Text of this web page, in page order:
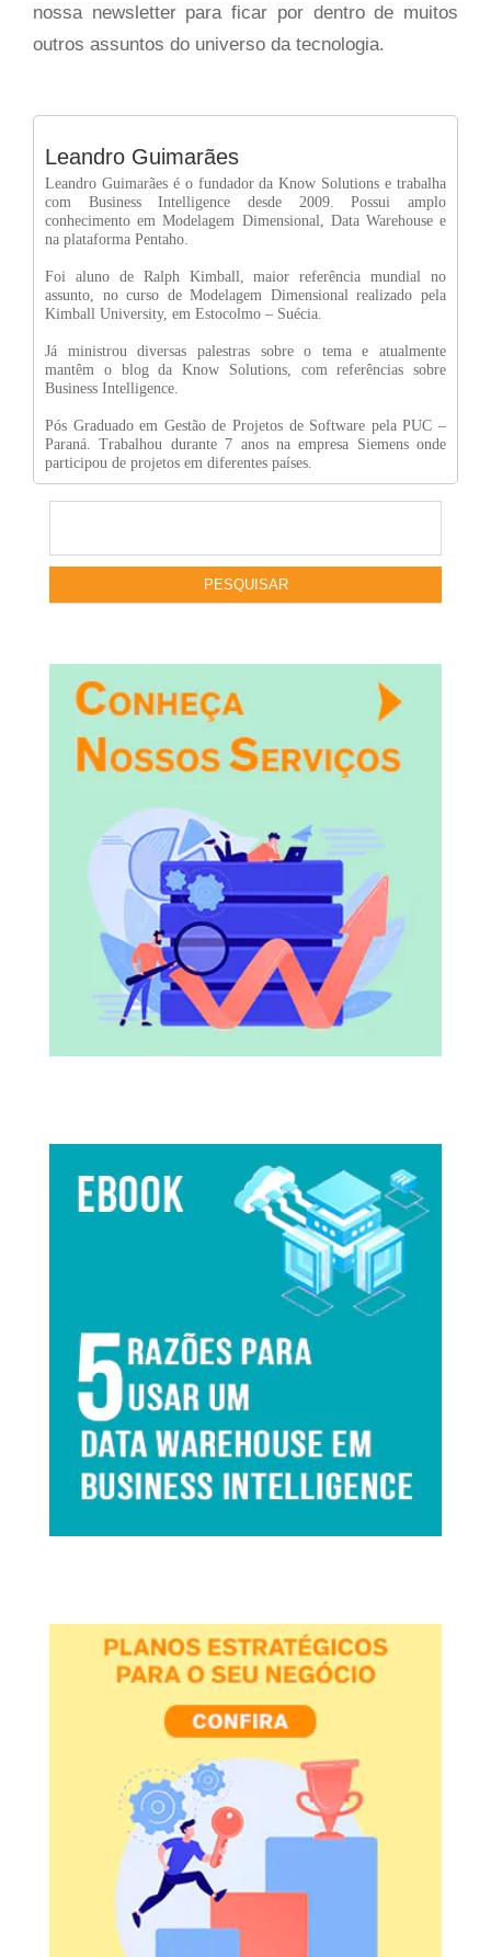
nossa newsletter para ficar por dentro de muitos
outros assuntos do universo da tecnologia.
Leandro Guimarães
Leandro Guimarães é o fundador da Know Solutions e trabalha
com Business Intelligence desde 2009. Possui amplo
conhecimento em Modelagem Dimensional, Data Warehouse e
na plataforma Pentaho.
Foi aluno de Ralph Kimball, maior referência mundial no
assunto, no curso de Modelagem Dimensional realizado pela
Kimball University, em Estocolmo – Suécia.
Já ministrou diversas palestras sobre o tema e atualmente
mantêm o blog da Know Solutions, com referências sobre
Business Intelligence.
Pós Graduado em Gestão de Projetos de Software pela PUC –
Paraná. Trabalhou durante 7 anos na empresa Siemens onde
participou de projetos em diferentes países.